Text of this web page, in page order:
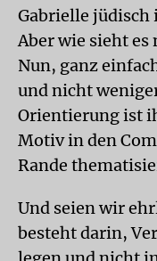
Gabrielle jüdisch
Aber wie sieht es
Nun, ganz
und nicht
Orientierung ist
Motiv in den
Rande
Und seien wir
besteht darin,